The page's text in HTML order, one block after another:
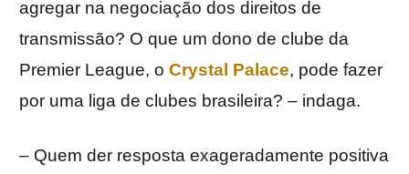
agregar na negociação dos direitos de
transmissão? O que um dono de clube da
Premier League, o Crystal Palace, pode fazer
por uma liga de clubes brasileira? – indaga.
– Quem der resposta exageradamente positiva